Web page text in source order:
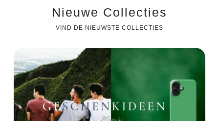
Nieuwe Collecties
VIND DE NIEUWSTE COLLECTIES